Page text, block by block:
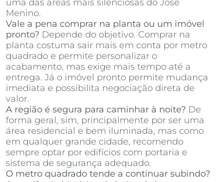
uma das áreas mais silenciosas do José
Menino.
Vale a pena comprar na planta ou um imóvel
pronto? Depende do objetivo. Comprar na
planta costuma sair mais em conta por metro
quadrado e permite personalizar o
acabamento, mas exige mais tempo até a
entrega. Já o imóvel pronto permite mudança
imediata e possibilita negociação direta de
valor.
A região é segura para caminhar à noite? De
forma geral, sim, principalmente por ser uma
área residencial e bem iluminada, mas como
em qualquer grande cidade, recomendo
sempre optar por edifícios com portaria e
sistema de segurança adequado.
O metro quadrado tende a continuar subindo?